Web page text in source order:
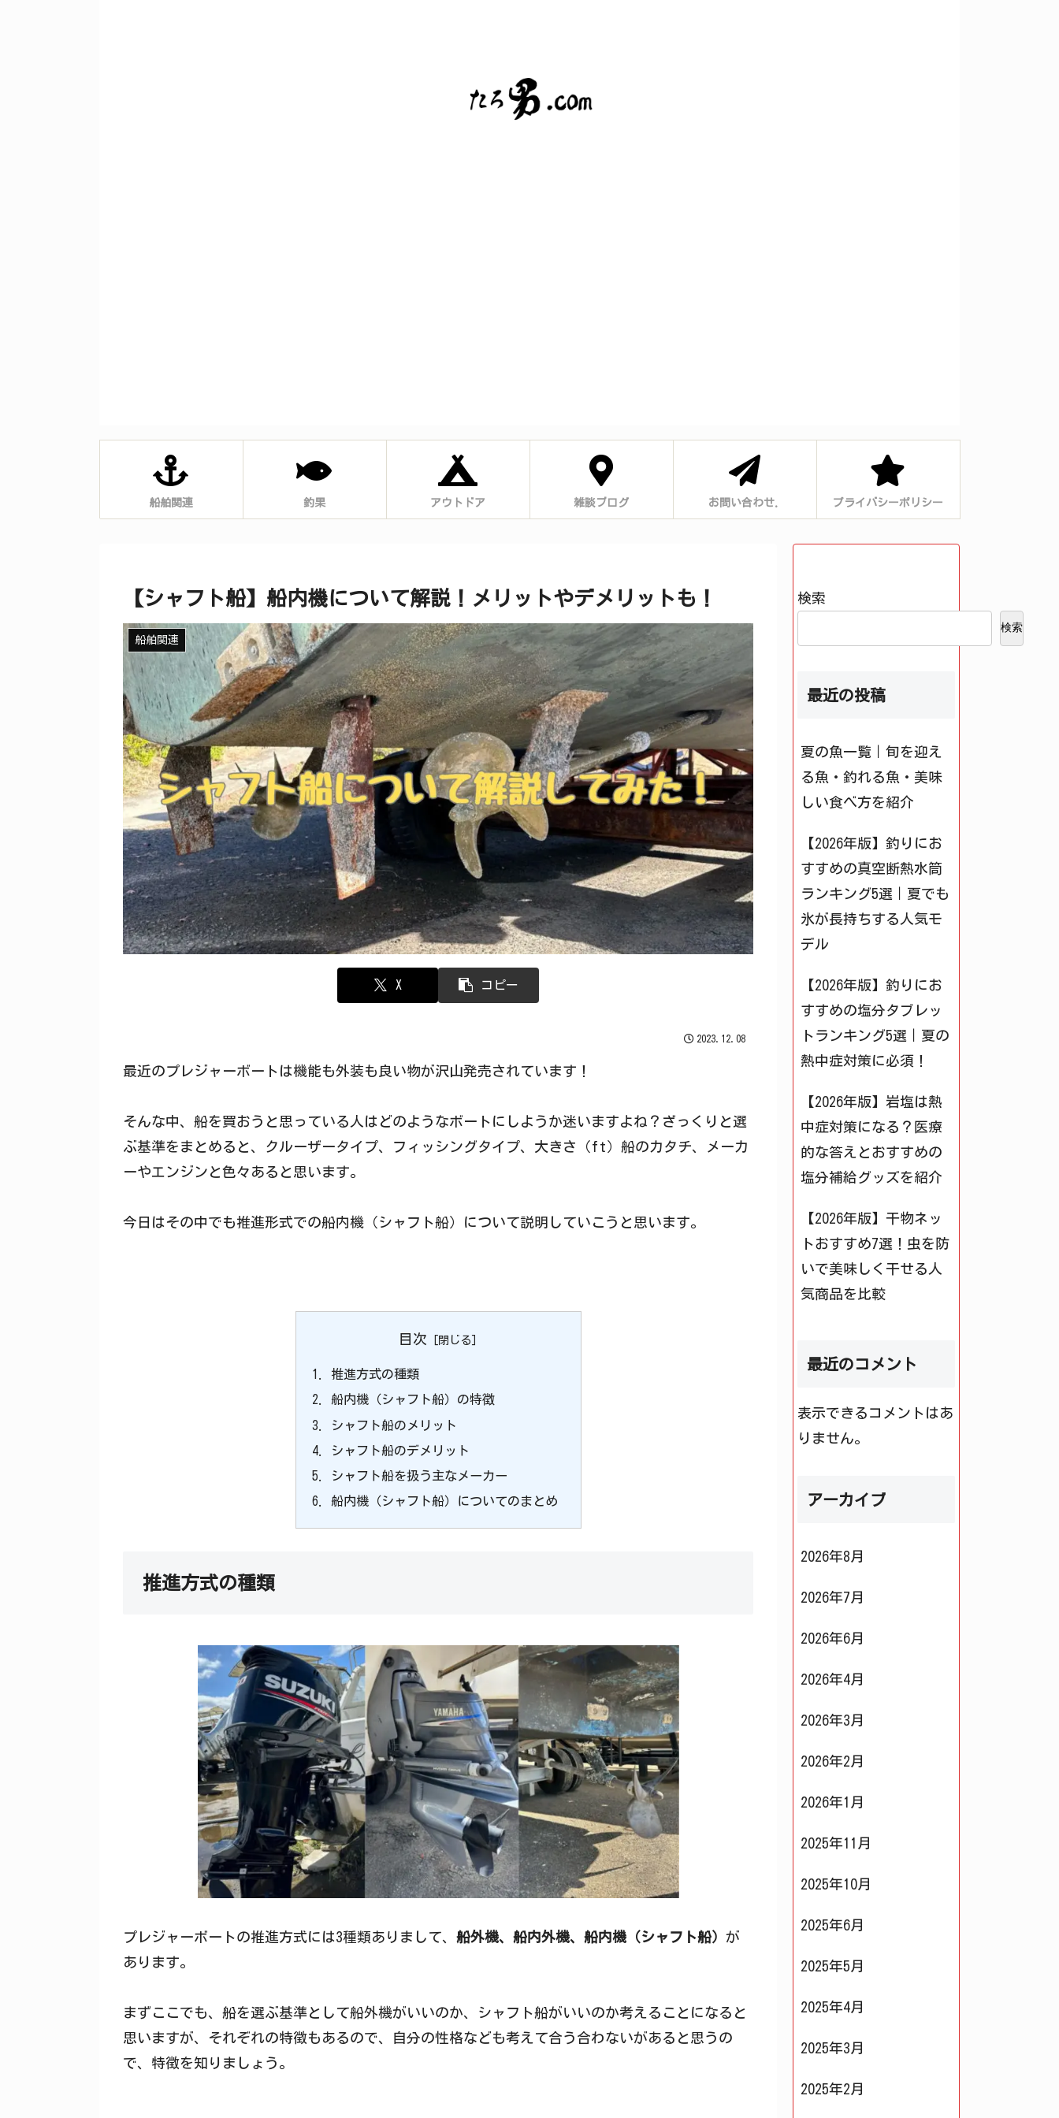
船舶関連 釣果 アウトドア 雑談ブログ お問い合わせ. プライバシーポリシー
【シャフト船】船内機について解説！メリットやデメリットも！
船舶関連
X コピー
2023.12.08
最近のプレジャーボートは機能も外装も良い物が沢山発売されています！
そんな中、船を買おうと思っている人はどのようなボートにしようか迷いますよね？ざっくりと選
ぶ基準をまとめると、クルーザータイプ、フィッシングタイプ、大きさ（ft）船のカタチ、メーカ
ーやエンジンと色々あると思います。
今日はその中でも推進形式での船内機（シャフト船）について説明していこうと思います。
目次
推進方式の種類
船内機（シャフト船）の特徴
シャフト船のメリット
シャフト船のデメリット
シャフト船を扱う主なメーカー
船内機（シャフト船）についてのまとめ
推進方式の種類
プレジャーボートの推進方式には3種類ありまして、 船外機、船内外機、船内機（シャフト船） が
あります。
まずここでも、船を選ぶ基準として船外機がいいのか、シャフト船がいいのか考えることになると
思いますが、それぞれの特徴もあるので、自分の性格なども考えて合う合わないがあると思うの
で、特徴を知りましょう。
検索
検索
最近の投稿
夏の魚一覧｜旬を迎え
る魚・釣れる魚・美味
しい食べ方を紹介
【2026年版】釣りにお
すすめの真空断熱水筒
ランキング5選｜夏でも
氷が長持ちする人気モ
デル
【2026年版】釣りにお
すすめの塩分タブレッ
トランキング5選｜夏の
熱中症対策に必須！
【2026年版】岩塩は熱
中症対策になる？医療
的な答えとおすすめの
塩分補給グッズを紹介
【2026年版】干物ネッ
トおすすめ7選！虫を防
いで美味しく干せる人
気商品を比較
最近のコメント
表示できるコメントはあ
りません。
アーカイブ
2026年8月
2026年7月
2026年6月
2026年4月
2026年3月
2026年2月
2026年1月
2025年11月
2025年10月
2025年6月
2025年5月
2025年4月
2025年3月
2025年2月